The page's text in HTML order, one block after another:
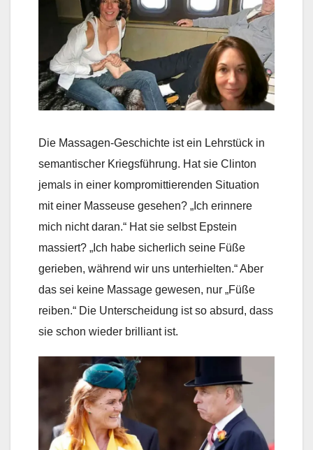
Die Massagen-Geschichte ist ein Lehrstück in
semantischer Kriegsführung. Hat sie Clinton
jemals in einer kompromittierenden Situation
mit einer Masseuse gesehen? „Ich erinnere
mich nicht daran.“ Hat sie selbst Epstein
massiert? „Ich habe sicherlich seine Füße
gerieben, während wir uns unterhielten.“ Aber
das sei keine Massage gewesen, nur „Füße
reiben.“ Die Unterscheidung ist so absurd, dass
sie schon wieder brilliant ist.